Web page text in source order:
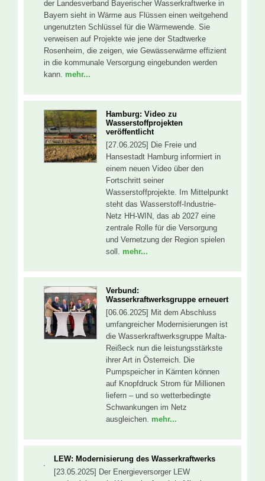
der Landesverband Bayerischer Wasserkraftwerke in
Bayern sieht in Wärme aus Flüssen einen weitgehend
ungenutzten Schlüssel für die Wärmewende. Sie
verweisen auf Projekte wie jene der Stadtwerke
Rosenheim, die zeigen, wie Gewässerwärme effizient
in die kommunale Versorgung eingebunden werden
kann. mehr...
Hamburg: Video zu
Wasserstoffprojekten
veröffentlicht
[27.06.2025] Die Freie und
Hansestadt Hamburg informiert in
einem neuen Video über den
Fortschritt seiner
Wasserstoffprojekte. Im Mittelpunkt
steht das Wasserstoff-Industrie-
Netz HH-WIN, das ab 2027 eine
zentrale Rolle für die Versorgung
und Vernetzung der Region spielen
soll. mehr...
Verbund:
Wasserkraftwerksgruppe erneuert
[06.06.2025] Mit dem Abschluss
umfangreicher Modernisierungen ist
die Wasserkraftwerksgruppe Malta-
Reißeck nun die leistungsstärkste
ihrer Art in Österreich. Die
Pumpspeicher in Kärnten können
auf Knopfdruck Strom für Millionen
liefern – und so wetterbedingte
Schwankungen im Netz
ausgleichen. mehr...
LEW: Modernisierung des Wasserkraftwerks
[23.05.2025] Der Energieversorger LEW